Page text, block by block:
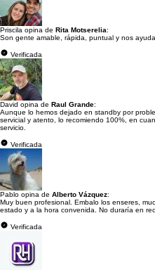
Priscila opina de Rita Motserelia:
Son gente amable, rápida, puntual y nos
Verificada
David opina de Raul Grande:
Aunque lo hemos dejado en standby por
servicial y atento, lo recomiendo 100%, en
servicio.
Verificada
Pablo opina de Alberto Vázquez:
Muy buen profesional. Embalo los enseres,
estado y a la hora convenida. No duraría en
Verificada